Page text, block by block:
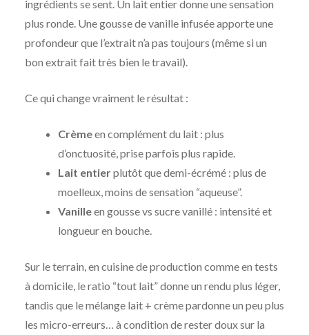
ingrédients se sent. Un lait entier donne une sensation
plus ronde. Une gousse de vanille infusée apporte une
profondeur que l’extrait n’a pas toujours (même si un
bon extrait fait très bien le travail).
Ce qui change vraiment le résultat :
Crèmeen complément du lait : plus
d’onctuosité, prise parfois plus rapide.
Lait entierplutôt que demi-écrémé : plus de
moelleux, moins de sensation “aqueuse”.
Vanilleen gousse vs sucre vanillé : intensité et
longueur en bouche.
Sur le terrain, en cuisine de production comme en tests
à domicile, le ratio “tout lait” donne un rendu plus léger,
tandis que le mélange lait + crème pardonne un peu plus
les micro-erreurs… à condition de rester doux sur la